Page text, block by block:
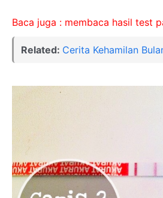
Baca juga : membaca hasil test
Related: Cerita Kehamilan